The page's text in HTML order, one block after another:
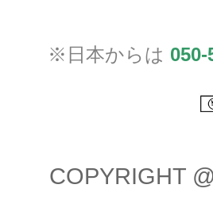
※日本からは 050-
COPYRIGHT